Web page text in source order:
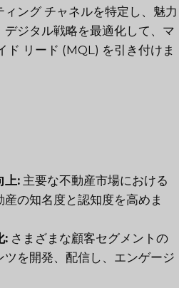
ング チャネルを特定し、魅力
ジタル戦略を最適化して、マ
ド リード (MQL) を引き付けま
上: 主要な不動産市場における
の知名度と認知度を高めま
: さまざまな顧客セグメントの
を開発、配信し、エンゲージ